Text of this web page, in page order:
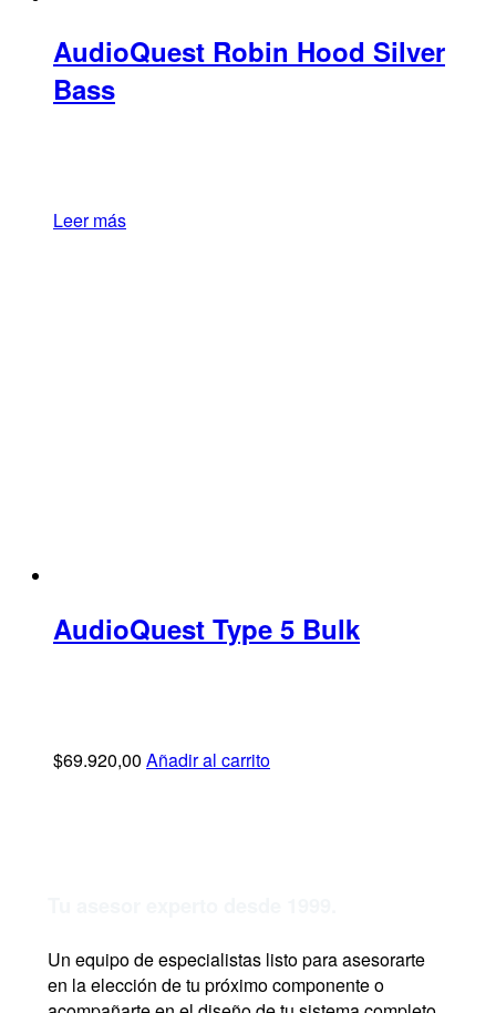
AudioQuest Robin Hood Silver
Bass
Leer más
AudioQuest Type 5 Bulk
$69.920,00 Añadir al carrito
Un equipo de especialistas listo para asesorarte
en la elección de tu próximo componente o